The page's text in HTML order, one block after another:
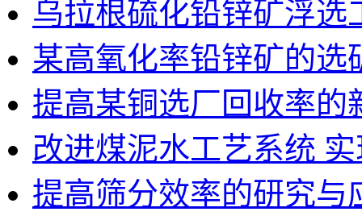
乌拉根硫化铅锌矿浮选
某高氧化率铅锌矿的选
提高某铜选厂回收率的
改进煤泥水工艺系统
提高筛分效率的研究与